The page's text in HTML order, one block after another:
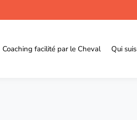
Coaching facilité par le Cheval Qui